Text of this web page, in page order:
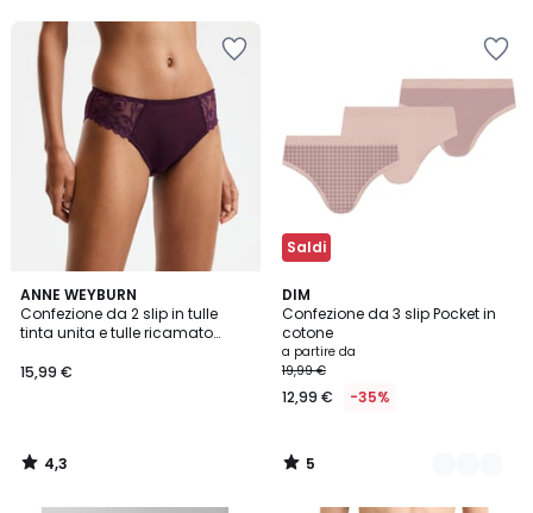
15,99
20%
sconto
applicato.
ANNE WEYBURN
Confezione da 2 slip in tulle
tinta unita e tulle ricamato
15,99 €
4,3
/ 5
4,3
/
Saldi
DIM
Confezione da 3 slip Pocket in
cotone
a partire da
19,99 €
12,99 € -35%
5
/
5
2
Colori
5
/